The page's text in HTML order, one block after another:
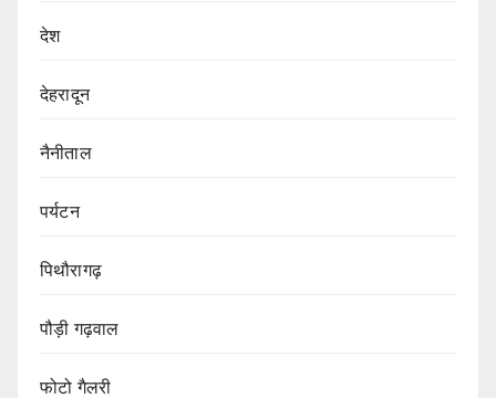
देश
देहरादून
नैनीताल
पर्यटन
पिथौरागढ़
पौड़ी गढ़वाल
फोटो गैलरी